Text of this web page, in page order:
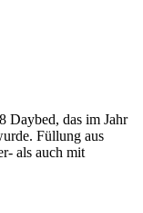
Daybed, das im Jahr
Füllung aus
als auch mit